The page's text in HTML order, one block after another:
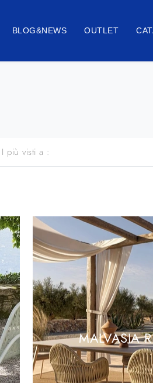
BLOG&NEWS OUTLET
I più visti a :
MALVASIA